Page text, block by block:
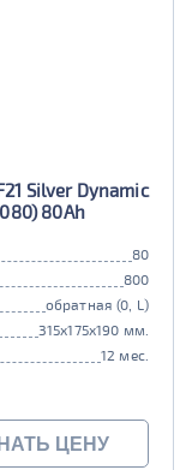
Silver Dynamic
80Ah
80
800
обратная (0, L)
315x175x190 мм.
12 мес.
ЦЕНУ